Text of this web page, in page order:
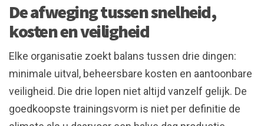
De afweging tussen snelheid,
kosten en veiligheid
Elke organisatie zoekt balans tussen drie dingen:
minimale uitval, beheersbare kosten en aantoonbare
veiligheid. Die drie lopen niet altijd vanzelf gelijk. De
goedkoopste trainingsvorm is niet per definitie de